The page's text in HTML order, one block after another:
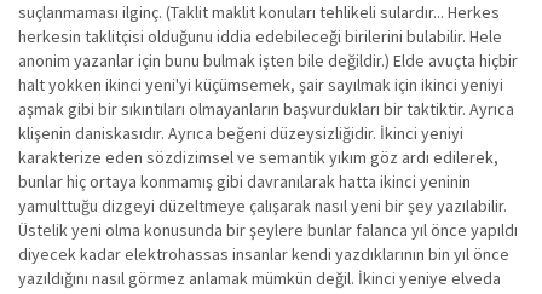
suçlanmaması ilginç. (Taklit maklit konuları tehlikeli sulardır... Herkes
herkesin taklitçisi olduğunu iddia edebileceği birilerini bulabilir. Hele
anonim yazanlar için bunu bulmak işten bile değildir.) Elde avuçta hiçbir
halt yokken ikinci yeni'yi küçümsemek, şair sayılmak için ikinci yeniyi
aşmak gibi bir sıkıntıları olmayanların başvurdukları bir taktiktir. Ayrıca
klişenin daniskasıdır. Ayrıca beğeni düzeysizliğidir. İkinci yeniyi
karakterize eden sözdizimsel ve semantik yıkım göz ardı edilerek,
bunlar hiç ortaya konmamış gibi davranılarak hatta ikinci yeninin
yamulttuğu dizgeyi düzeltmeye çalışarak nasıl yeni bir şey yazılabilir.
Üstelik yeni olma konusunda bir şeylere bunlar falanca yıl önce yapıldı
diyecek kadar elektrohassas insanlar kendi yazdıklarının bin yıl önce
yazıldığını nasıl görmez anlamak mümkün değil. İkinci yeniye elveda